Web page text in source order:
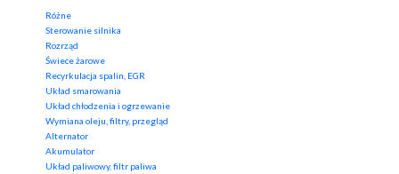
Różne
Sterowanie silnika
Rozrząd
Świece żarowe
Recyrkulacja spalin, EGR
Układ smarowania
Układ chłodzenia i ogrzewanie
Wymiana oleju, filtry, przegląd
Alternator
Akumulator
Układ paliwowy, filtr paliwa